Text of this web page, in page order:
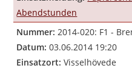
Abendstunden
Nummer: 2014-020: F1 -
Datum: 03.06.2014 19:20
Einsatzort: Visselhövede